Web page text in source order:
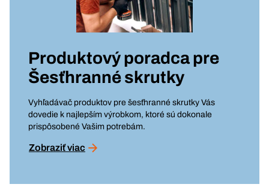
Produktový poradca pre
Šesťhranné skrutky
Vyhľadávač produktov pre šesťhranné skrutky Vás
dovedie k najlepším výrobkom, ktoré sú dokonale
prispôsobené Vašim potrebám.
Zobraziť viac